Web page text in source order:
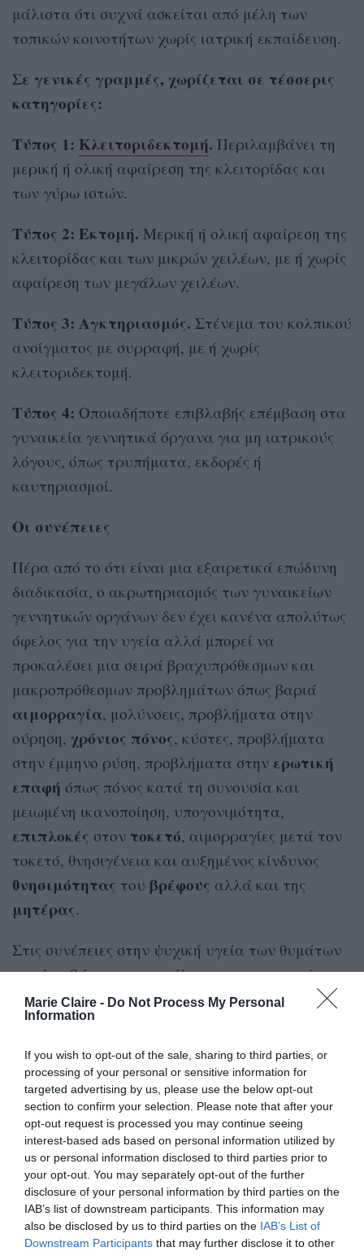
Marie Claire - Do Not Process My Personal
Information
If you wish to opt-out of the sale, sharing to third parties, or
processing of your personal or sensitive information for
targeted advertising by us, please use the below opt-out
section to confirm your selection. Please note that after your
opt-out request is processed you may continue seeing
interest-based ads based on personal information utilized by
us or personal information disclosed to third parties prior to
your opt-out. You may separately opt-out of the further
disclosure of your personal information by third parties on the
IAB’s list of downstream participants. This information may
also be disclosed by us to third parties on the IAB’s List of
Downstream Participants that may further disclose it to other
μάλιστα ότι συχνά ασκείται από μέλη των
τοπικών κοινοτήτων χωρίς ιατρική εκπαίδευση.
Σε γενικές γραμμές, χωρίζεται σε τέσσερις
κατηγορίες:
Τύπος 1: Κλειτοριδεκτομή. Περιλαμβάνει τη
μερική ή ολική αφαίρεση της κλειτορίδας και
των γύρω ιστών.
Τύπος 2: Εκτομή. Μερική ή ολική αφαίρεση της
κλειτορίδας και των μικρών χειλέων, με ή χωρίς
αφαίρεση των μεγάλων χειλέων.
Τύπος 3: Αγκτηριασμός. Στένεμα του κολπικού
ανοίγματος με συρραφή, με ή χωρίς
κλειτοριδεκτομή.
Τύπος 4: Οποιαδήποτε επιβλαβής επέμβαση στα
γυναικεία γεννητικά όργανα για μη ιατρικούς
λόγους, όπως τρυπήματα, εκδορές ή
καυτηριασμοί.
Οι συνέπειες
Πέρα από το ότι είναι μια εξαιρετικά επώδυνη
διαδικασία, ο ακρωτηριασμός των γυναικείων
γεννητικών οργάνων δεν έχει κανένα απολύτως
όφελος για την υγεία αλλά μπορεί να
προκαλέσει μια σειρά βραχυπρόθεσμων και
μακροπρόθεσμων προβλημάτων όπως βαριά
αιμορραγία, μολύνσεις, προβλήματα στην
ούρηση, χρόνιος πόνος, κύστες, προβλήματα
στην έμμηνο ρύση, προβλήματα στην ερωτική
επαφή όπως πόνος κατά τη συνουσία και
μειωμένη ικανοποίηση, υπογονιμότητα,
επιπλοκές στον τοκετό, αιμορραγίες μετά τον
τοκετό, θνησιγένεια και αυξημένος κίνδυνος
θνησιμότητας του βρέφους αλλά και της
μητέρας.
Στις συνέπειες στην ψυχική υγεία των θυμάτων
περιλαμβάνονται η απώλεια της εμπιστοσύνης
προς τους φροντιστές τους, το άγχος, η
κατάθλιψη, η διαταραχή μετατραυματικού
στρες και η χαμηλή αυτοεκτίμηση.
Πέρα από το ότι είναι μια εξαιρετικά
επώδυνη διαδικασία, ο ακρωτηριασμός
των γυναικείων γεννητικών οργάνων
δεν έχει κανένα απολύτως όφελος για
την υγεία αλλά μπορεί να προκαλέσει
μια σειρά βραχυπρόθεσμων και
μακροπρόθεσμων προβλημάτων.